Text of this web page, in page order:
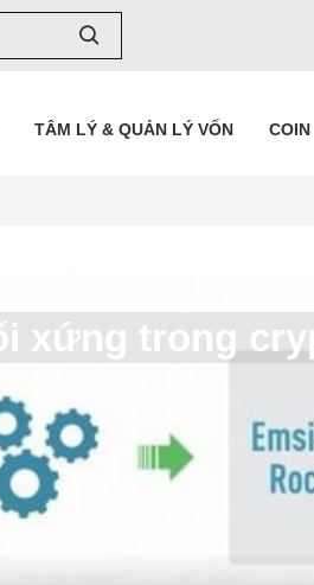
TÂM LÝ & QUẢN LÝ VỐN COIN
xứng trong